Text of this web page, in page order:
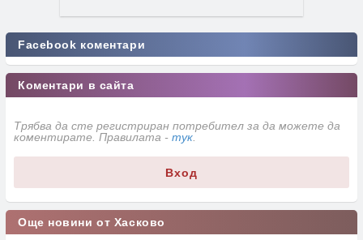
Facebook коментари
Коментари в сайта
Трябва да сте регистриран потребител за да можете да
коментирате. Правилата - тук
Вход
Още новини от Хасково